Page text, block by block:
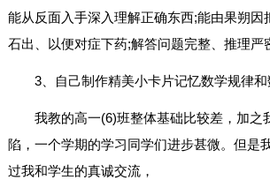
能从反面入手深入理解正确东西;能由果朔因
石出、以便对症下药;解答问题完整、推理严
3、自己制作精美小卡片记忆数学规律和
我教的高一(6)班整体基础比较差，加之
陷，一个学期的学习同学们进步甚微。但是
过我和学生的真诚交流，